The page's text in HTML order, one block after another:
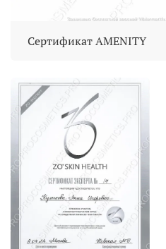
Сертификат AMENITY